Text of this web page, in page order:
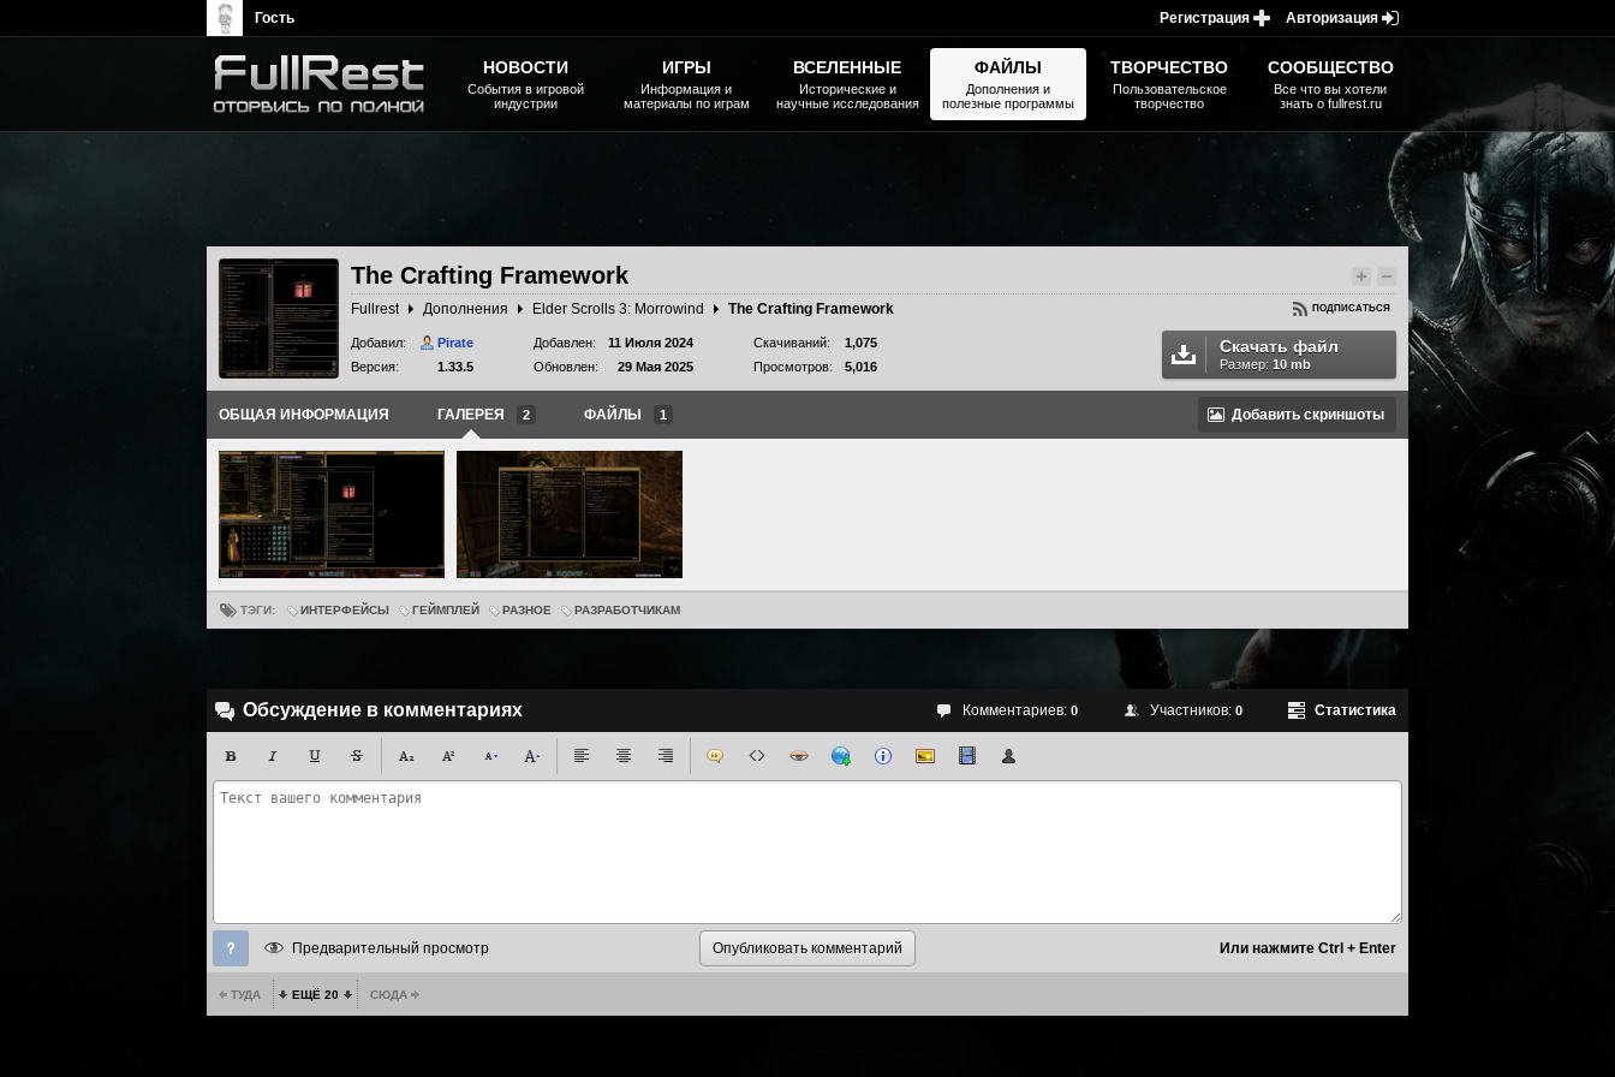
ПОДПИСАТЬСЯ
The Crafting Framework
Fullrest Дополнения Elder Scrolls 3: Morrowind The Crafting Framework
Скачать файл
Размер: 10 mb
Добавил:
Pirate
Версия:
1.33.5
Добавлен:
11 Июля 2024
Обновлен:
29 Мая 2025
Скачиваний:
1,075
Просмотров:
5,016
ОБЩАЯ ИНФОРМАЦИЯ ГАЛЕРЕЯ 2 ФАЙЛЫ 1 Добавить скриншоты
ТЭГИ: ИНТЕРФЕЙСЫ ГЕЙМПЛЕЙ РАЗНОЕ РАЗРАБОТЧИКАМ
Комментариев: 0 Участников: 0 Статистика
Обсуждение в комментариях
Предварительный просмотр
ТУДА ЕЩЁ 20 СЮДА
НОВОСТИ
События в игровой
индустрии
ИГРЫ
Информация и
материалы по играм
ВСЕЛЕННЫЕ
Исторические и
научные исследования
ФАЙЛЫ
Дополнения и
полезные программы
ТВОРЧЕСТВО
Пользовательское
творчество
СООБЩЕСТВО
Все что вы хотели
знать о fullrest.ru
Авторизация
Регистрация
Гость